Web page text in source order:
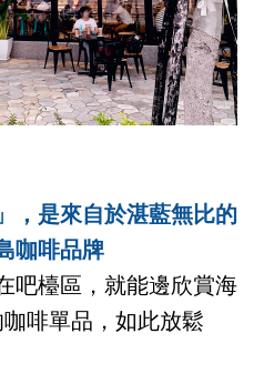
，是來自於湛藍無比的
咖啡品牌
吧檯區，就能邊欣賞海
啡單品，如此放鬆